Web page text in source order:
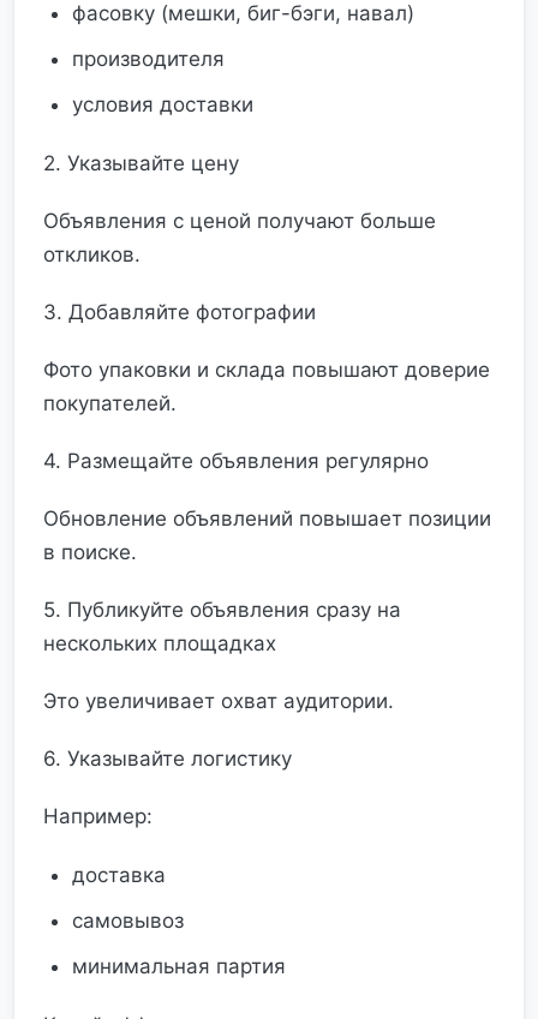
фасовку (мешки, биг-бэги, навал)
производителя
условия доставки
2. Указывайте цену
Объявления с ценой получают больше
откликов.
3. Добавляйте фотографии
Фото упаковки и склада повышают доверие
покупателей.
4. Размещайте объявления регулярно
Обновление объявлений повышает позиции
в поиске.
5. Публикуйте объявления сразу на
нескольких площадках
Это увеличивает охват аудитории.
6. Указывайте логистику
Например:
доставка
самовывоз
минимальная партия